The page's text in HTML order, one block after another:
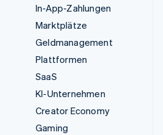
In-App-Zahlungen
Marktplätze
Geldmanagement
Plattformen
SaaS
KI-Unternehmen
Creator Economy
Gaming